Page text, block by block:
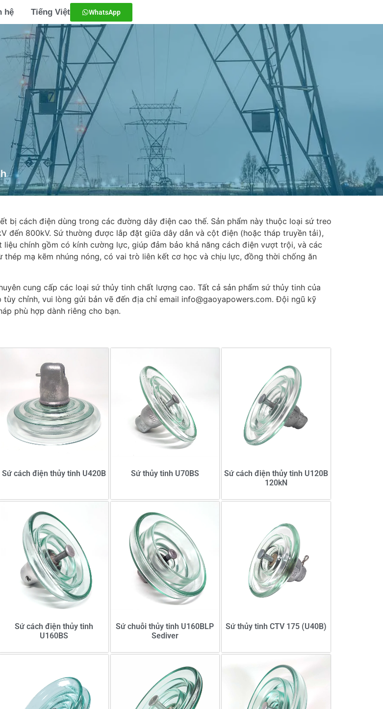
hệ Tiếng Việt WhatsApp
bị cách điện dùng trong các đường dây điện cao thế. Sản phẩm này thuộc loại sứ treo
đến 800kV. Sứ thường được lắp đặt giữa dây dẫn và cột điện (hoặc tháp truyền tải),
chính gồm có kính cường lực, giúp đảm bảo khả năng cách điện vượt trội, và các
mạ kẽm nhúng nóng, có vai trò liên kết cơ học và chịu lực, đồng thời chống ăn
cung cấp các loại sứ thủy tinh chất lượng cao. Tất cả sản phẩm sứ thủy tinh của
chỉnh, vui lòng gửi bản vẽ đến địa chỉ email info@gaoyapowers.com. Đội ngũ kỹ
phù hợp dành riêng cho bạn.
Sứ cách điện thủy tinh U420B Sứ thủy tinh U70BS
Sứ cách điện thủy tinh U120B
120kN
Sứ cách điện thủy tinh
U160BS
Sứ chuỗi thủy tinh U160BLP
Sediver
Sứ thủy tinh CTV 175 (U40B)